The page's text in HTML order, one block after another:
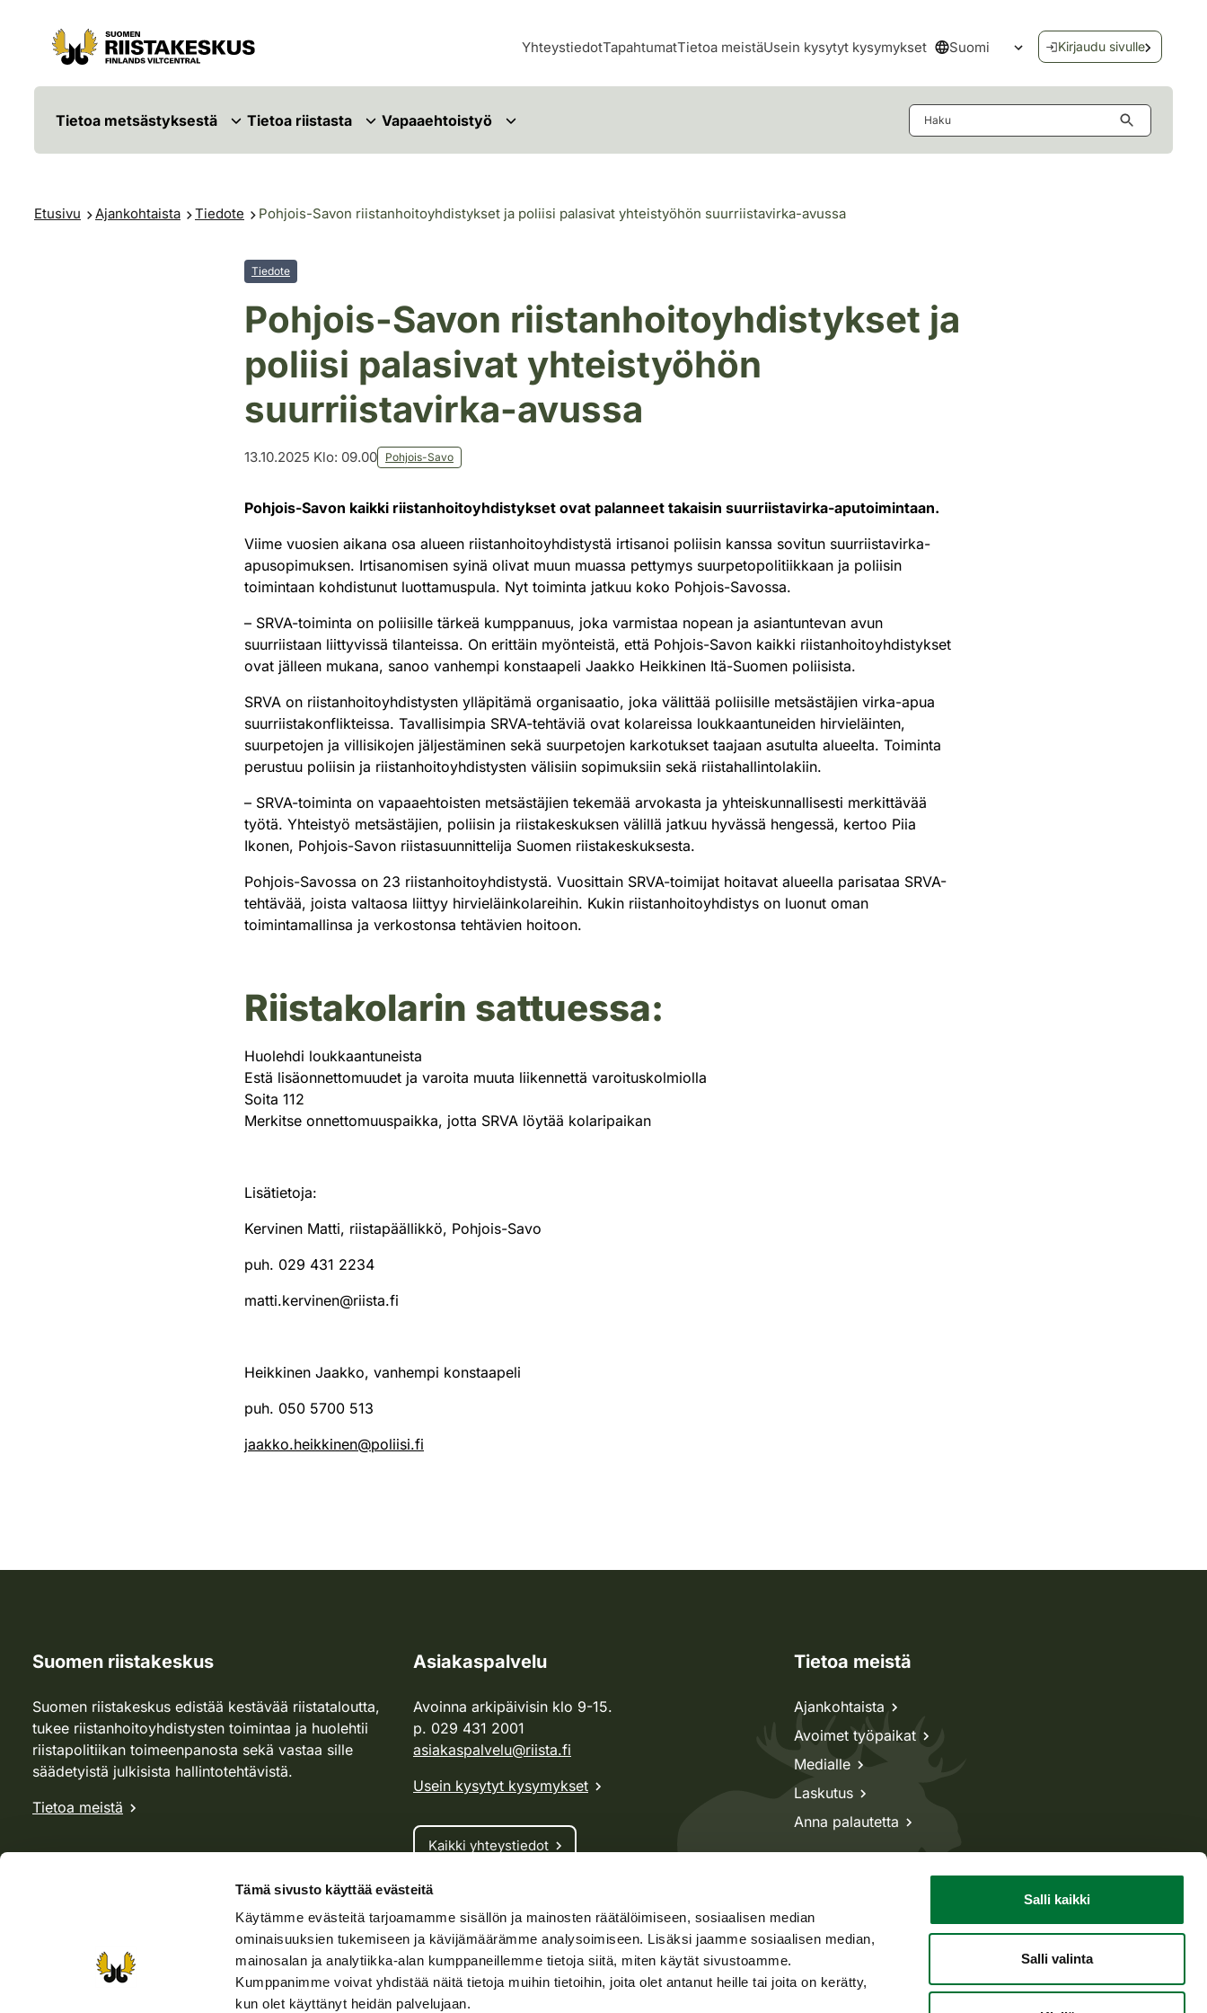
Tämä sivusto käyttää evästeitä
Käytämme evästeitä tarjoamamme sisällön ja mainosten räätälöimiseen, sosiaalisen median
ominaisuuksien tukemiseen ja kävijämäärämme analysoimiseen. Lisäksi jaamme sosiaalisen median,
mainosalan ja analytiikka-alan kumppaneillemme tietoja siitä, miten käytät sivustoamme.
Kumppanimme voivat yhdistää näitä tietoja muihin tietoihin, joita olet antanut heille tai joita on kerätty,
kun olet käyttänyt heidän palvelujaan.
Salli kaikki
Salli valinta
Siirry sisältöön
Siirry sivustokarttaan
YhteystiedotTapahtumatTietoa meistäUsein kysytyt kysymykset Suomi
Avaa kielivalikko
Kirjaudu sivulle
Tietoa metsästyksestä Tietoa riistasta Vapaaehtoistyö
Etusivu Ajankohtaista Tiedote Pohjois-Savon riistanhoitoyhdistykset ja poliisi palasivat yhteistyöhön suurriistavirka-avussa
Tiedote
Pohjois-Savon riistanhoitoyhdistykset ja
poliisi palasivat yhteistyöhön
suurriistavirka-avussa
13.10.2025 Klo: 09.00 Pohjois-Savo
Pohjois-Savon kaikki riistanhoito­yhdistykset ovat palanneet takaisin suurriistavirka-aputoimintaan.
Viime vuosien aikana osa alueen riistanhoitoyhdistystä irtisanoi poliisin kanssa sovitun suurriistavirka-
apusopimuksen. Irtisanomisen syinä olivat muun muassa pettymys suurpetopolitiikkaan ja poliisin
toimintaan kohdistunut luottamuspula. Nyt toiminta jatkuu koko Pohjois-Savossa.
– SRVA-toiminta on poliisille tärkeä kumppanuus, joka varmistaa nopean ja asiantuntevan avun
suurriistaan liittyvissä tilanteissa. On erittäin myönteistä, että Pohjois-Savon kaikki riistanhoitoyhdistykset
ovat jälleen mukana, sanoo vanhempi konstaapeli Jaakko Heikkinen Itä-Suomen poliisista.
SRVA on riistanhoitoyhdistysten ylläpitämä organisaatio, joka välittää poliisille metsästäjien virka-apua
suurriistakonflikteissa. Tavallisimpia SRVA-tehtäviä ovat kolareissa loukkaantuneiden hirvieläinten,
suurpetojen ja villisikojen jäljestäminen sekä suurpetojen karkotukset taajaan asutulta alueelta. Toiminta
perustuu poliisin ja riistanhoitoyhdistysten välisiin sopimuksiin sekä riistahallintolakiin.
– SRVA-toiminta on vapaaehtoisten metsästäjien tekemää arvokasta ja yhteiskunnallisesti merkittävää
työtä. Yhteistyö metsästäjien, poliisin ja riistakeskuksen välillä jatkuu hyvässä hengessä, kertoo Piia
Ikonen, Pohjois-Savon riistasuunnittelija Suomen riistakeskuksesta.
Pohjois-Savossa on 23 riistanhoitoyhdistystä. Vuosittain SRVA-toimijat hoitavat alueella parisataa SRVA-
tehtävää, joista valtaosa liittyy hirvieläinkolareihin. Kukin riistanhoitoyhdistys on luonut oman
toimintamallinsa ja verkostonsa tehtävien hoitoon.
Riistakolarin sattuessa:
Huolehdi loukkaantuneista
Estä lisäonnettomuudet ja varoita muuta liikennettä varoituskolmiolla
Soita 112
Merkitse onnettomuuspaikka, jotta SRVA löytää kolaripaikan
Lisätietoja:
Kervinen Matti, riistapäällikkö, Pohjois-Savo
puh. 029 431 2234
matti.kervinen@riista.fi
Heikkinen Jaakko, vanhempi konstaapeli
puh. 050 5700 513
jaakko.heikkinen@poliisi.fi
Suomen riistakeskus
Suomen riistakeskus edistää kestävää riistataloutta,
tukee riistanhoitoyhdistysten toimintaa ja huolehtii
riistapolitiikan toimeenpanosta sekä vastaa sille
säädetyistä julkisista hallintotehtävistä.
Tietoa meistä
Asiakaspalvelu
Avoinna arkipäivisin klo 9-15.
p. 029 431 2001
asiakaspalvelu@riista.fi
Usein kysytyt kysymykset
Kaikki yhteystiedot
Metsästyskortti-asiat
Oma riista -asiat
Lupa-asiat
Tietoa meistä
Ajankohtaista
Avoimet työpaikat
Medialle
Laskutus
Anna palautetta